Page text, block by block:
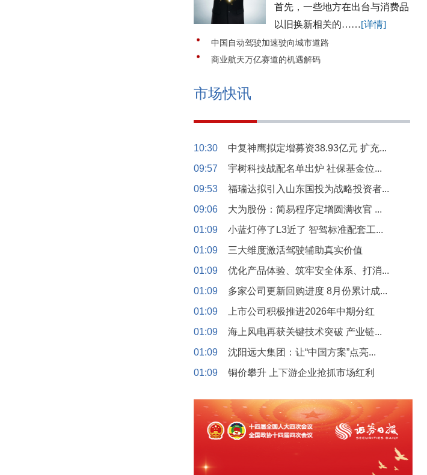
首先，一些地方在出台与消费品
以旧换新相关的……[详情]
中国自动驾驶加速驶向城市道路
商业航天万亿赛道的机遇解码
市场快讯
10:30
中复神鹰拟定增募资38.93亿元 扩充...
09:57
宇树科技战配名单出炉 社保基金位...
09:53
福瑞达拟引入山东国投为战略投资者...
09:06
大为股份：简易程序定增圆满收官 ...
01:09
小蓝灯停了L3近了 智驾标准配套工...
01:09
三大维度激活驾驶辅助真实价值
01:09
优化产品体验、筑牢安全体系、打消...
01:09
多家公司更新回购进度 8月份累计成...
01:09
上市公司积极推进2026年中期分红
01:09
海上风电再获关键技术突破 产业链...
01:09
沈阳远大集团：让“中国方案”点亮...
01:09
铜价攀升 上下游企业抢抓市场红利